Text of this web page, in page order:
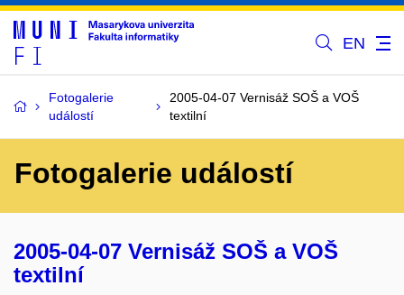
EN
Fotogalerie
událostí
2005-04-07 Vernisáž SOŠ a VOŠ
textilní
Fotogalerie událostí
2005-04-07 Vernisáž SOŠ a VOŠ
textilní